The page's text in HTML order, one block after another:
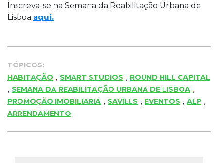
Inscreva-se na Semana da Reabilitação Urbana de
Lisboa aqui.
TÓPICOS:
HABITAÇÃO , SMART STUDIOS , ROUND HILL CAPITAL
, SEMANA DA REABILITAÇÃO URBANA DE LISBOA ,
PROMOÇÃO IMOBILIÁRIA , SAVILLS , EVENTOS , ALP ,
ARRENDAMENTO